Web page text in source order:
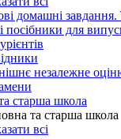
домашні
посібники для
незалежне
старша школа
та старша школа
всі